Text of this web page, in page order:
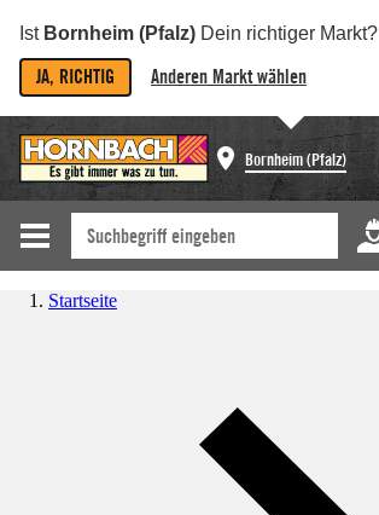
Ist Bornheim (Pfalz) Dein richtiger Markt?
JA, RICHTIG Anderen Markt wählen
Bornheim (Pfalz)
Startseite